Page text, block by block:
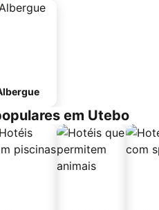
em Utebo